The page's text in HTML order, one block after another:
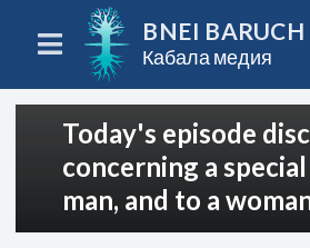
BNEI BARUCH
Кабала медия
Today's episode
concerning a
man, and to a